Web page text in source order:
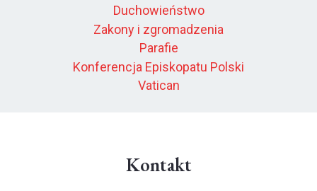
Duchowieństwo
Zakony i zgromadzenia
Parafie
Konferencja Episkopatu Polski
Vatican
Kontakt